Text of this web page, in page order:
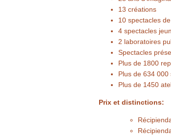
13 créations
10 spectacles
4 spectacles
2 laboratoires
Spectacles
Plus de 1800
Plus de 634 000
Plus de 1450
Prix et distinctions: